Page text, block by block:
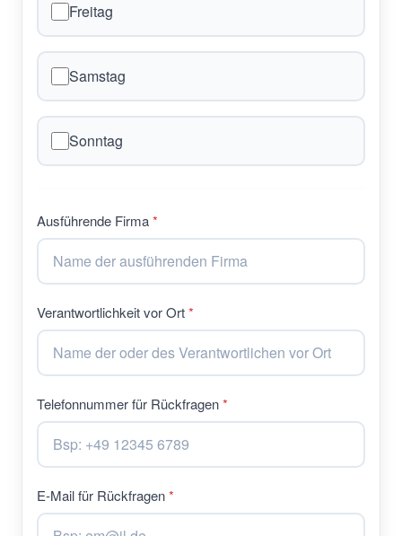
Freitag
Samstag
Sonntag
Ausführende Firma
Verantwortlichkeit vor Ort
Telefonnummer für Rückfragen
E-Mail für Rückfragen